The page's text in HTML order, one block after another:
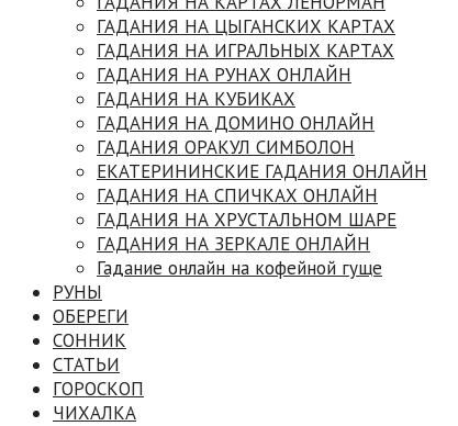
ГАДАНИЯ НА ЦЫГАНСКИХ КАРТАХ
ГАДАНИЯ НА ИГРАЛЬНЫХ КАРТАХ
ГАДАНИЯ НА РУНАХ ОНЛАЙН
ГАДАНИЯ НА КУБИКАХ
ГАДАНИЯ НА ДОМИНО ОНЛАЙН
ГАДАНИЯ ОРАКУЛ СИМБОЛОН
ЕКАТЕРИНИНСКИЕ ГАДАНИЯ ОНЛАЙН
ГАДАНИЯ НА СПИЧКАХ ОНЛАЙН
ГАДАНИЯ НА ХРУСТАЛЬНОМ ШАРЕ
ГАДАНИЯ НА ЗЕРКАЛЕ ОНЛАЙН
Гадание онлайн на кофейной гуще
РУНЫ
ОБЕРЕГИ
СОННИК
СТАТЬИ
ГОРОСКОП
ЧИХАЛКА